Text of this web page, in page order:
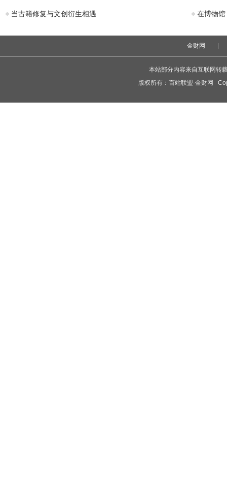
当古籍修复与文创衍生相遇 在博物
金财网
本站部分内容来自互联网转
版权所有： 百站联盟-金财网